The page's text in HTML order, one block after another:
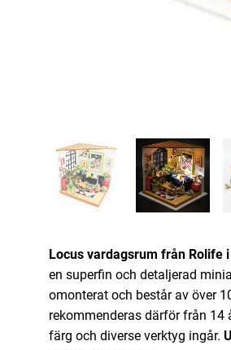
Locus vardagsrum från Rolife
en superfin och detaljerad
omonterat och består av över
rekommenderas därför från 14
färg och diverse verktyg ingår.